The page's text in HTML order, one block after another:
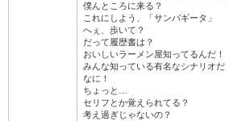
僕んところに来る？
これにしよう、「サンパギータ」
へぇ、歩いて？
だって履歴書は？
おいしいラーメン屋知ってるんだ！
みんな知っている有名なシナリオだ
なに！
ちょっと…
セリフとか覚えられてる？
考え過ぎじゃないの？